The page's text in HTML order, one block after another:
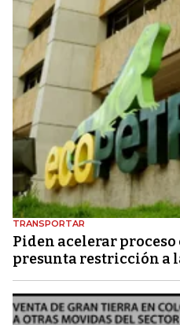
TRANSPORTAR
Piden acelerar
presunta restricción a